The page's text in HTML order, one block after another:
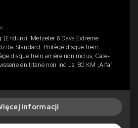
(Enduro), Metzeler 6 Days Extreme
Standard, Protège disque frein
disque frein arrière non inclus, Cale-
en titane non inclus, 80 KM „Alfa”
informacji